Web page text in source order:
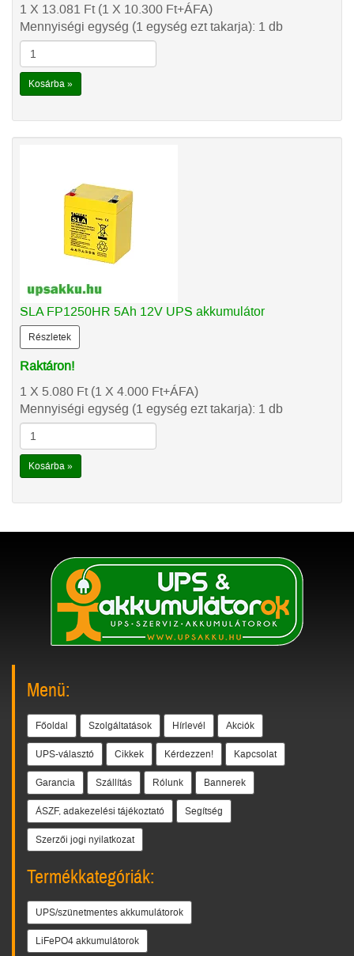
1 X 13.081 Ft(1 X 10.300 Ft+ÁFA)
Mennyiségi egység (1 egység ezt takarja): 1 db
Kosárba »
SLA FP1250HR 5Ah 12V UPS akkumulátor
Részletek
Raktáron!
1 X 5.080 Ft(1 X 4.000 Ft+ÁFA)
Mennyiségi egység (1 egység ezt takarja): 1 db
Kosárba »
Menü:
Főoldal Szolgáltatások Hírlevél Akciók
UPS-választó Cikkek Kérdezzen! Kapcsolat
Garancia Szállítás Rólunk Bannerek
ÁSZF, adakezelési tájékoztató Segítség
Szerzői jogi nyilatkozat
Termékkategóriák:
UPS/szünetmentes akkumulátorok
LiFePO4 akkumulátorok